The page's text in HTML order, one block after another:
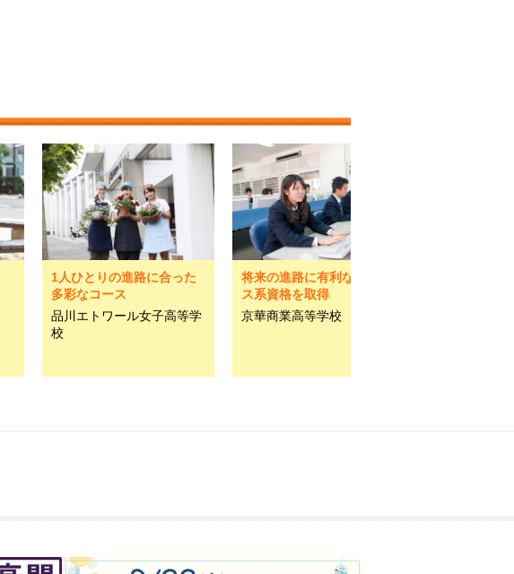
1人ひとりの進路に合った
多彩なコース
品川エトワール女子高等学
校
将来の進路に有利なビジネ
ス系資格を取得
京華商業高等学校